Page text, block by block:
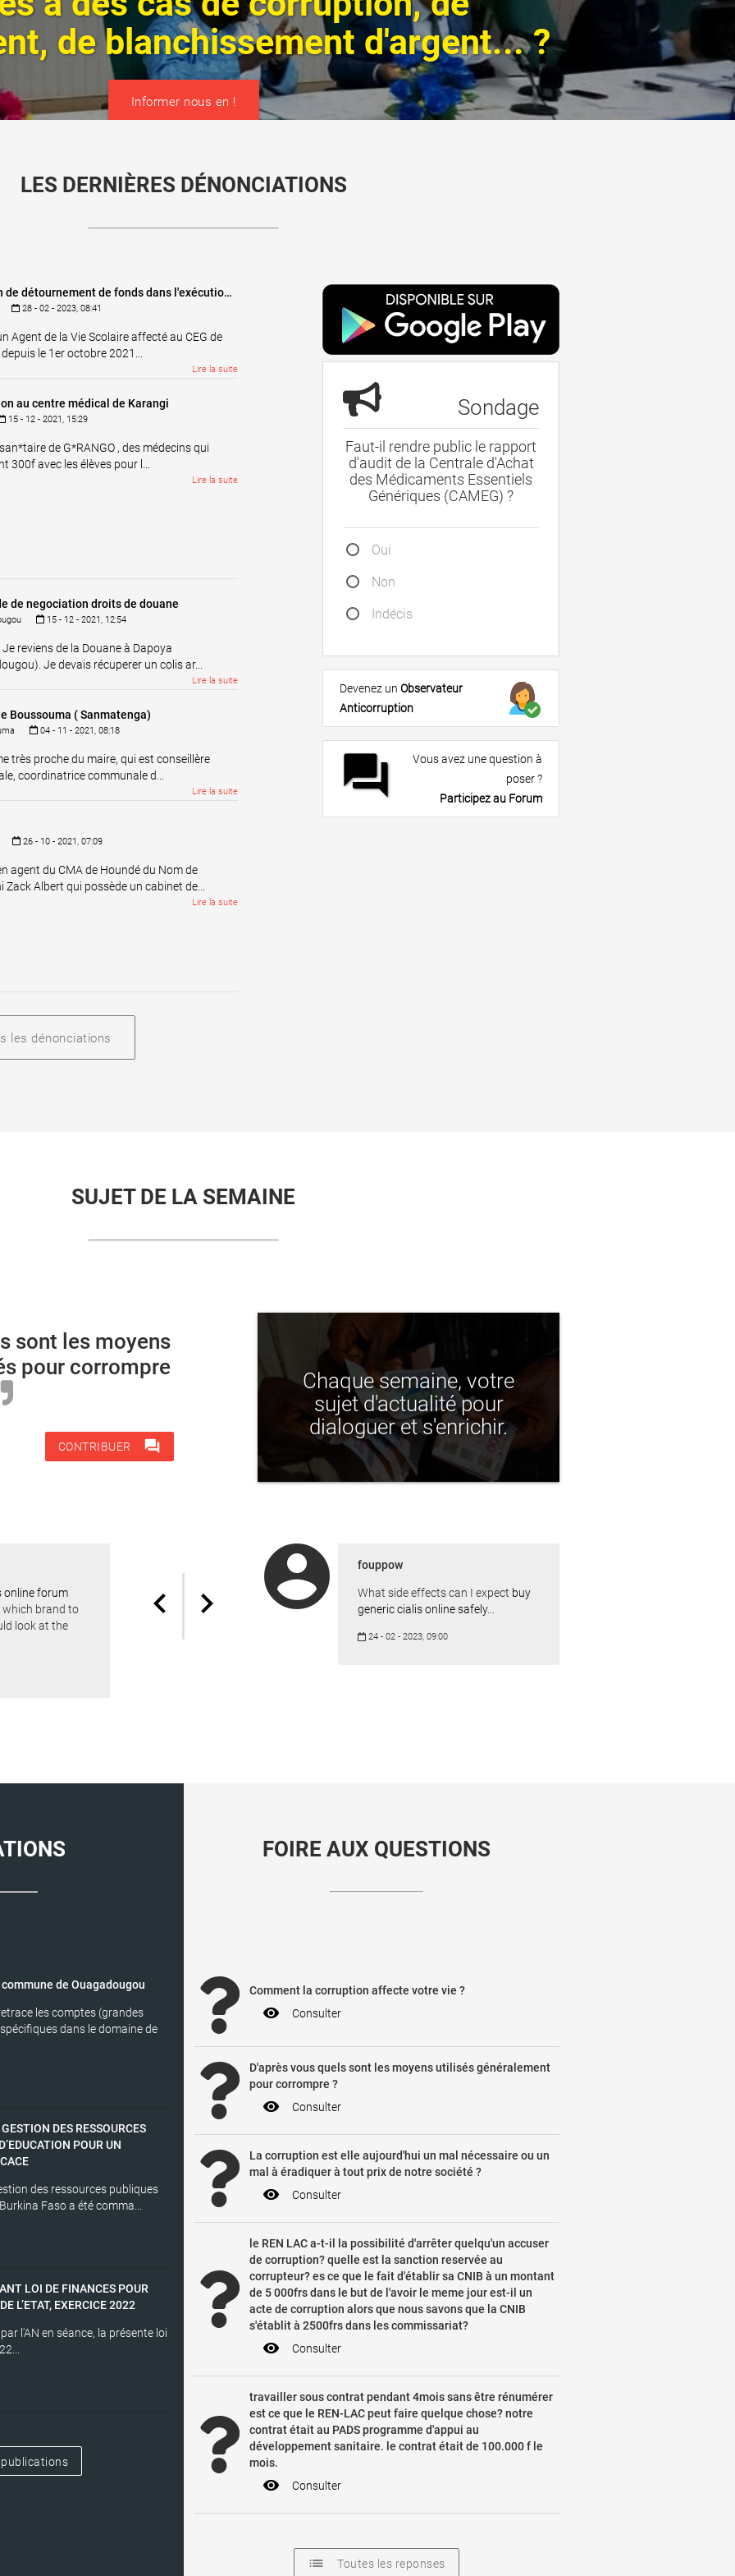
de blanchissement d'argent... ?
Informer nous en !
LES DERNIÈRES DÉNONCIATIONS
Soupçon de détournement de fonds dans l'exécution du marché de construction d'un bloc pédagogique de deux classes au Collège d'enseignement Général de Kanyalé
28 - 02 - 2023, 08:41
Agent de la Vie Scolaire affecté au CEG de
le 1er octobre 2021...
Lire la suite
au centre médical de Karangi
15 - 12 - 2021, 15:29
de G*RANGO , des médecins qui
300f avec les élèves pour l...
Lire la suite
de negociation droits de douane
15 - 12 - 2021, 12:54
Je reviens de la Douane à Dapoya
Je devais récuperer un colis ar...
Lire la suite
Boussouma ( Sanmatenga)
04 - 11 - 2021, 08:18
très proche du maire, qui est conseillère
coordinatrice communale d...
Lire la suite
26 - 10 - 2021, 07:09
agent du CMA de Houndé du Nom de
Zack Albert qui possède un cabinet de...
Lire la suite
les dénonciations
Sondage
Faut-il rendre public le rapport
d'audit de la Centrale d'Achat
des Médicaments Essentiels
Génériques (CAMEG) ?
Oui
Non
Indécis
Devenez un Observateur
Anticorruption
forum
Vous avez une question à
poser ?
Participez au Forum
SUJET DE LA SEMAINE
sont les moyens
pour corrompre
CONTRIBUER forum
Chaque semaine, votre
sujet d'actualité pour
dialoguer et s'enrichir.
online forum
which brand to
look at the
chevron_left chevron_right account_circle fouppow
What side effects can I expect buy
generic cialis online safely...
24 - 02 - 2023, 09:00
de Ouagadougou
les comptes (grandes
dans le domaine de
DES RESSOURCES
POUR UN
des ressources publiques
Faso a été comma...
LOI DE FINANCES POUR
L’ETAT, EXERCICE 2022
l'AN en séance, la présente loi
publications
FOIRE AUX QUESTIONS
Comment la corruption affecte votre vie ?
visibility Consulter
D'après vous quels sont les moyens utilisés généralement
pour corrompre ?
visibility Consulter
La corruption est elle aujourd'hui un mal nécessaire ou un
mal à éradiquer à tout prix de notre société ?
visibility Consulter
le REN LAC a-t-il la possibilité d'arrêter quelqu'un accuser
de corruption? quelle est la sanction reservée au
corrupteur? es ce que le fait d'établir sa CNIB à un montant
de 5 000frs dans le but de l'avoir le meme jour est-il un
acte de corruption alors que nous savons que la CNIB
s'établit à 2500frs dans les commissariat?
visibility Consulter
travailler sous contrat pendant 4mois sans être rénumérer
est ce que le REN-LAC peut faire quelque chose? notre
contrat était au PADS programme d'appui au
développement sanitaire. le contrat était de 100.000 f le
mois.
visibility Consulter
list Toutes les reponses